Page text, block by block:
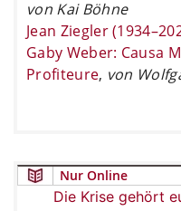
von Kai Böhne
Jean Ziegler
Gaby Weber: Causa
Profiteure, von
Nur Online
Die Krise gehört